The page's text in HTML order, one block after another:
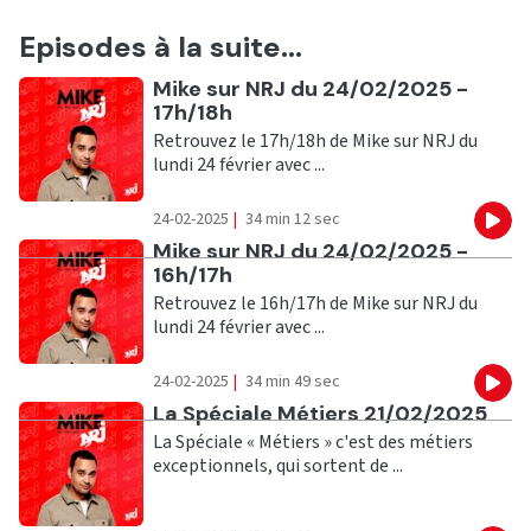
Episodes à la suite...
Ecouter
Mike sur NRJ du 24/02/2025 -
17h/18h
Retrouvez le 17h/18h de Mike sur NRJ du
lundi 24 février avec ...
24-02-2025 | 34 min 12 sec
Ecouter
Mike sur NRJ du 24/02/2025 -
16h/17h
Retrouvez le 16h/17h de Mike sur NRJ du
lundi 24 février avec ...
24-02-2025 | 34 min 49 sec
Ecouter
La Spéciale Métiers 21/02/2025
La Spéciale « Métiers » c'est des métiers
exceptionnels, qui sortent de ...